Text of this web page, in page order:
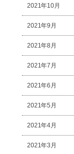
2021年10月
2021年9月
2021年8月
2021年7月
2021年6月
2021年5月
2021年4月
2021年3月